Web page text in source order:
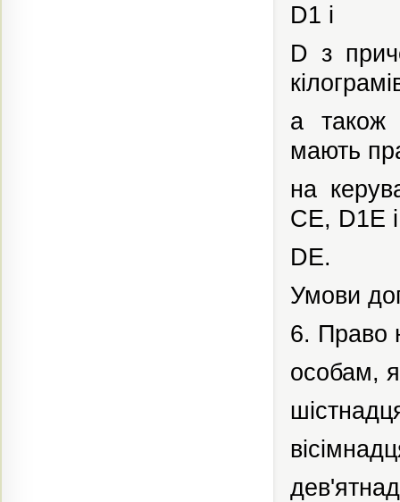
D1 і
D з
а також
мають
на
СЕ, D1E і
DE.
Умови
6. Право
особам,